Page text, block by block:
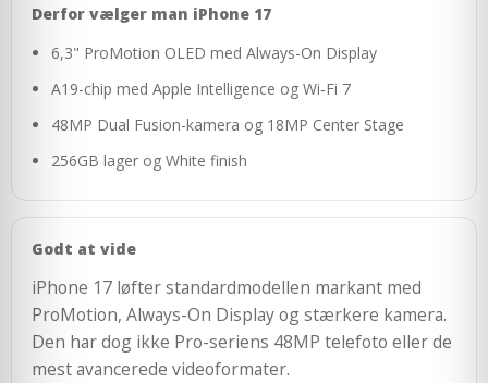
Derfor vælger man iPhone 17
6,3" ProMotion OLED med Always-On Display
A19-chip med Apple Intelligence og Wi‑Fi 7
48MP Dual Fusion-kamera og 18MP Center Stage
256GB lager og White finish
Godt at vide
iPhone 17 løfter standardmodellen markant med
ProMotion, Always-On Display og stærkere kamera.
Den har dog ikke Pro-seriens 48MP telefoto eller de
mest avancerede videoformater.